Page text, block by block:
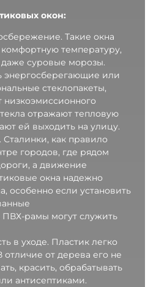
окон:
Такие окна
температуру,
суровые морозы.
энергосберегающие или
стеклопакеты,
низкоэмиссионного
отражают тепловую
ей выходить на улицу.
как правило
городов, где рядом
а движение
окна надежно
особенно если установить
ПВХ-рамы могут служить
в уходе. Пластик легко
отличие от дерева его не
красить, обрабатывать
антисептиками.